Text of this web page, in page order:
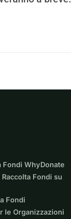
Fondi WhyDonate
Fondi su
Fondi
le Organizzazioni